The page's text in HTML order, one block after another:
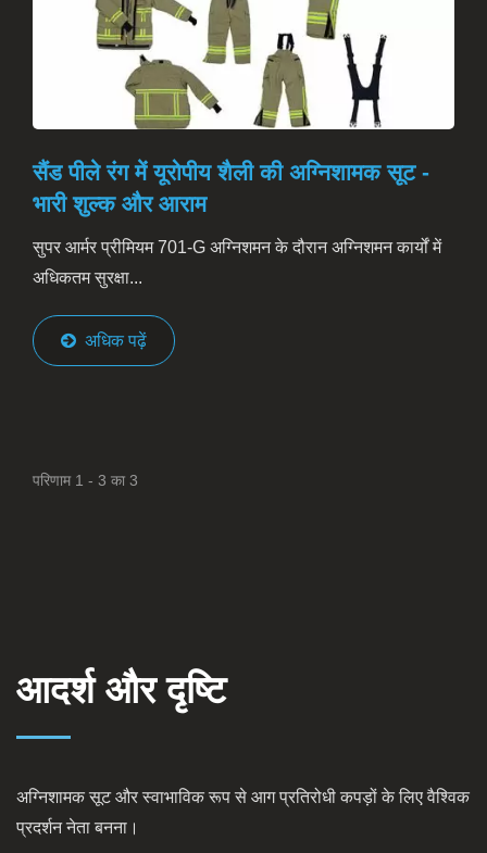
सैंड पीले रंग में यूरोपीय शैली की अग्निशामक सूट -
भारी शुल्क और आराम
सुपर आर्मर प्रीमियम 701-G अग्निशमन के दौरान अग्निशमन कार्यों में
अधिकतम सुरक्षा...
अधिक पढ़ें
परिणाम 1 - 3 का 3
आदर्श और दृष्टि
अग्निशामक सूट और स्वाभाविक रूप से आग प्रतिरोधी कपड़ों के लिए वैश्विक
प्रदर्शन नेता बनना।